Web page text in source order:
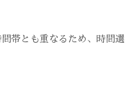
帯とも重なるため、時間選